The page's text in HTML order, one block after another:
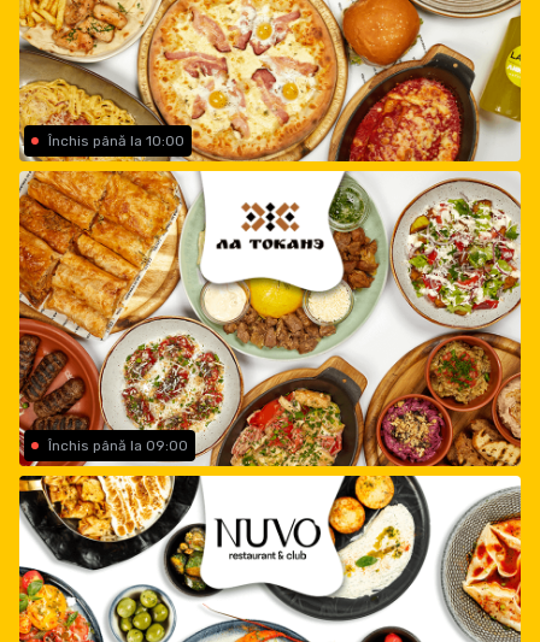
Închis până la 10:00
Închis până la 09:00